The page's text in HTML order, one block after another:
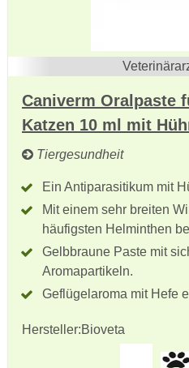
Caniverm Oralpaste
Katzen 10 ml mit
Tiergesundheit
Ein Antiparasitikum mit
Mit einem sehr breiten
häufigsten Helminthen
Gelbbraune Paste mit
Aromapartikeln.
Geflügelaroma mit Hefe
Hersteller:Bioveta